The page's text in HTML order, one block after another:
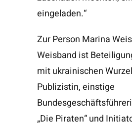
eingeladen.“
Zur Person Marina
Weisband ist
mit ukrainischen
Publizistin, einstige
„Die Piraten“ und